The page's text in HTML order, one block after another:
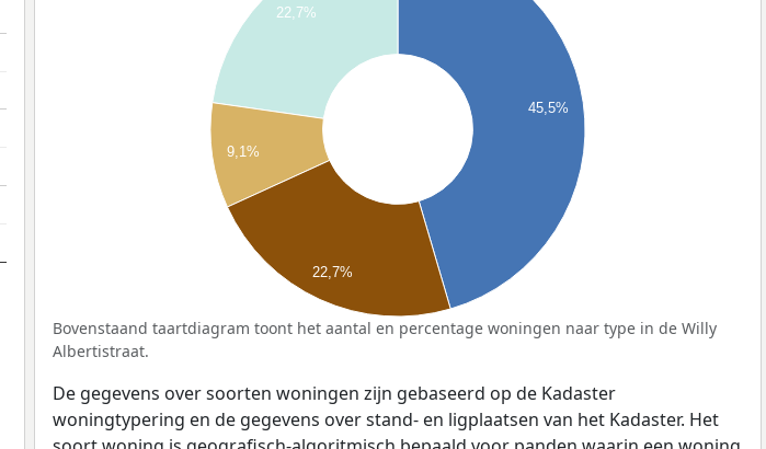
45,5%
22,7%
9,1%
22,7%
Bovenstaand taartdiagram toont het aantal en percentage woningen naar type in de Willy
Albertistraat.
De gegevens over soorten woningen zijn gebaseerd op de Kadaster
woningtypering en de gegevens over stand- en ligplaatsen van het Kadaster. Het